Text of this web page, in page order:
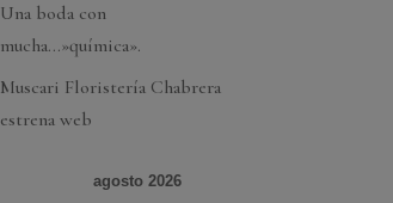
Una boda con
mucha…»química».
Muscari Floristería Chabrera
estrena web
agosto 2026